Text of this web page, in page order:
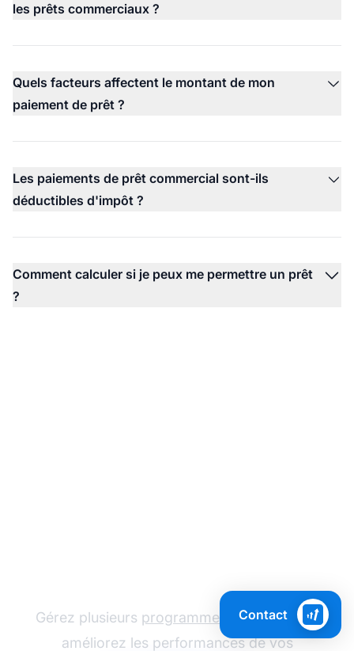
les prêts commerciaux ?
Quels facteurs affectent le montant de mon
paiement de prêt ?
Les paiements de prêt commercial sont-ils
déductibles d'impôt ?
Comment calculer si je peux me permettre un prêt
?
Gérez plusieurs programmes d'affiliation et
améliorez les performances de vos
Contact